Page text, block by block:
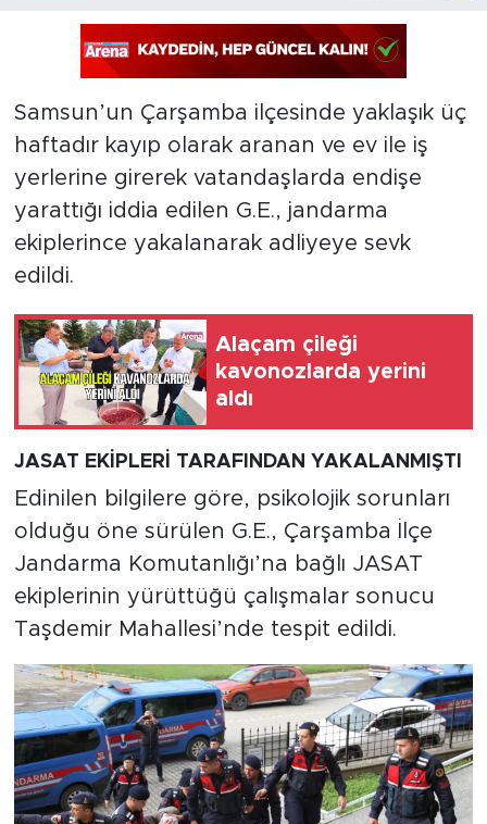
Samsun’un Çarşamba ilçesinde yaklaşık üç
haftadır kayıp olarak aranan ve ev ile iş
yerlerine girerek vatandaşlarda endişe
yarattığı iddia edilen G.E., jandarma
ekiplerince yakalanarak adliyeye sevk
edildi.
Alaçam çileği
kavonozlarda yerini
aldı
JASAT EKİPLERİ TARAFINDAN YAKALANMIŞTI
Edinilen bilgilere göre, psikolojik sorunları
olduğu öne sürülen G.E., Çarşamba İlçe
Jandarma Komutanlığı’na bağlı JASAT
ekiplerinin yürüttüğü çalışmalar sonucu
Taşdemir Mahallesi’nde tespit edildi.